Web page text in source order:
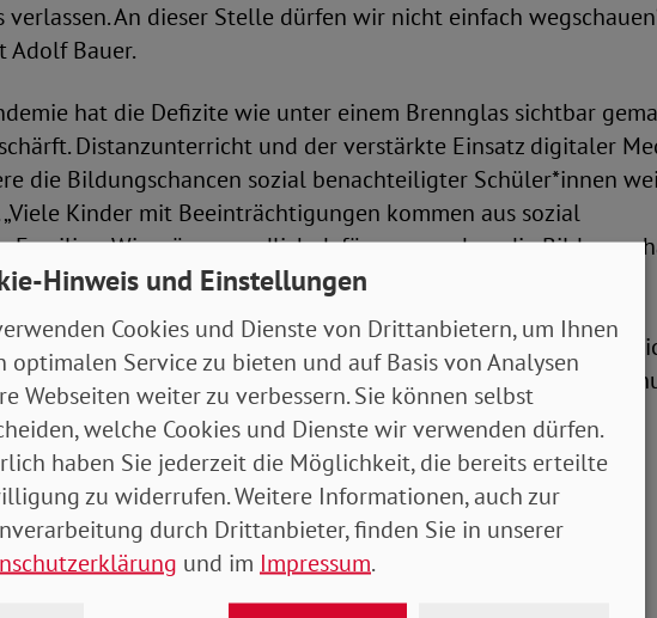
verlassen. An dieser Stelle dürfen wir nicht einfach
Adolf Bauer.
hat die Defizite wie unter einem Brennglas sichtbar
Distanzunterricht und der verstärkte Einsatz digitaler
die Bildungschancen sozial benachteiligter Schüler*innen
Kinder mit Beeinträchtigungen kommen aus sozial
Familien. Wir müssen endlich dafür sorgen, dass die
und Schülern nicht mehr davon abhängig sind, welchen
Eltern besitzen. Inklusive Bildung ist eine Verpflichtung des
so Bauer. Und er ergänzt: „Es ist ein Schritt in die
und Schüler aus sozial benachteiligten Familien
für den Distanzunterricht zur Verfügung gestellt
Damit alleine ist es aber nicht getan.“
qualitativ hochwertige gemeinsame Bildungsangebote für
ohne Behinderungen. „Wir brauchen endlich verbindliche
umfassende Fortbildungsangebote, systematische
ausreichend personelle und sächliche Ressourcen und
Hinweis und Einstellungen
Cookies und Dienste von Drittanbietern, um Ihnen
optimalen Service zu bieten und auf Basis von Analysen
Webseiten weiter zu verbessern. Sie können selbst
welche Cookies und Dienste wir verwenden dürfen.
haben Sie jederzeit die Möglichkeit, die bereits erteilte
zu widerrufen. Weitere Informationen, auch zur
durch Drittanbieter, finden Sie in unserer
und im Impressum.